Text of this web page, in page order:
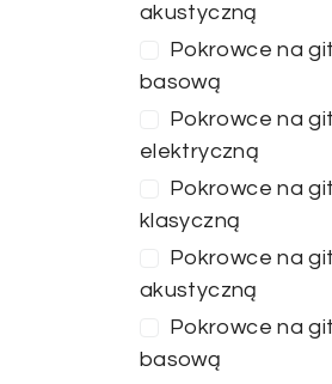
akustyczną
Pokrowce na
basową
Pokrowce na
elektryczną
Pokrowce na
klasyczną
Pokrowce na
akustyczną
Pokrowce na
basową